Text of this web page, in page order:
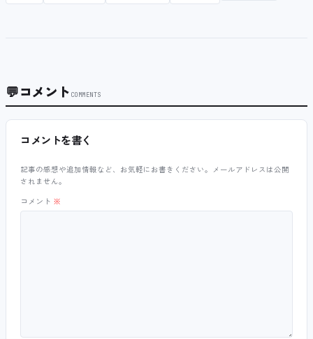
💬コメント COMMENTS
コメントを書く
記事の感想や追加情報など、お気軽にお書きください。メールアドレスは公開
されません。
コメント ※